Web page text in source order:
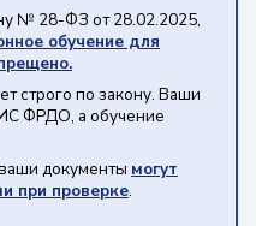
№ 28-ФЗ от 28.02.2025,
обучение для
строго по закону. Ваши
ФРДО, а обучение
документы могут
при проверке.